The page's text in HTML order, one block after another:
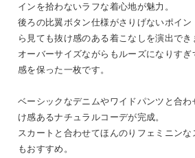
インを拾わないラフな着心地が魅力。
後ろの比翼ボタン仕様がさりげないポイ
ら見ても抜け感のある着こなしを演出でき
オーバーサイズながらもルーズになりす
感を保った一枚です。
ベーシックなデニムやワイドパンツと合
け感あるナチュラルコーデが完成。
スカートと合わせてほんのりフェミニン
もおすすめ。